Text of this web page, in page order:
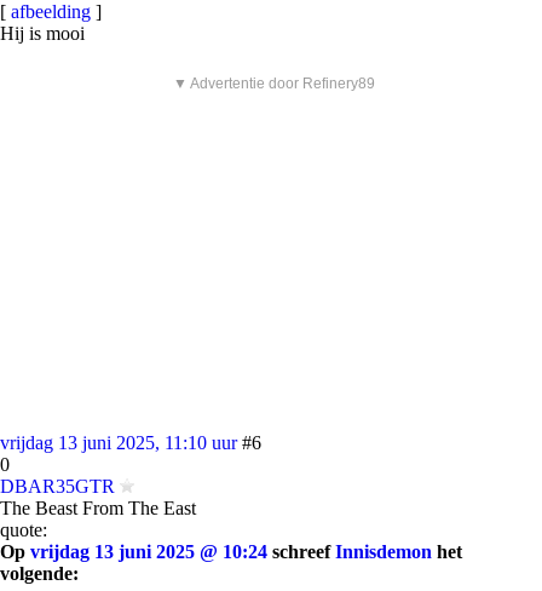
[ afbeelding ]
Hij is mooi
▼ Advertentie door Refinery89
vrijdag 13 juni 2025, 11:10 uur #6
0
DBAR35GTR
The Beast From The East
quote:
Op vrijdag 13 juni 2025 @ 10:24 schreefInnisdemon het
volgende: